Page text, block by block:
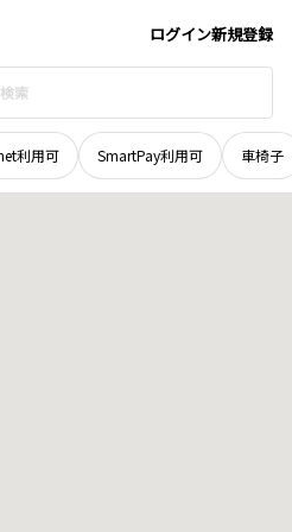
ログイン新規登録
利用可 SmartPay利用可 車椅子